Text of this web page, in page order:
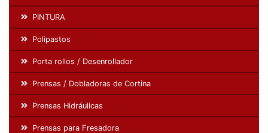
PINTURA
Polipastos
Porta rollos / Desenrollador
Prensas / Dobladoras de Cortina
Prensas Hidráulicas
Prensas para Fresadora